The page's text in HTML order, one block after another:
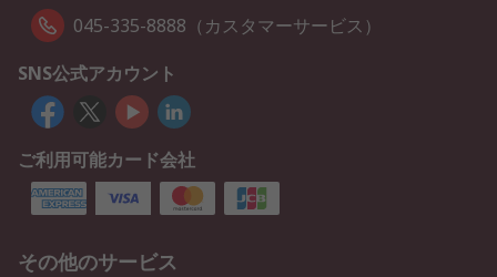
045-335-8888（カスタマーサービス）
SNS公式アカウント
ご利用可能カード会社
その他のサービス